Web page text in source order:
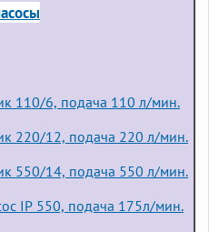
110/6, подача 110 л/мин.
220/12, подача 220 л/мин.
550/14, подача 550 л/мин.
IP 550, подача 175л/мин.